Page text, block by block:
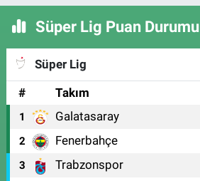
Süper Lig Puan Durumu
Süper Lig
#
Takım
1 Galatasaray
2 Fenerbahçe
3 Trabzonspor